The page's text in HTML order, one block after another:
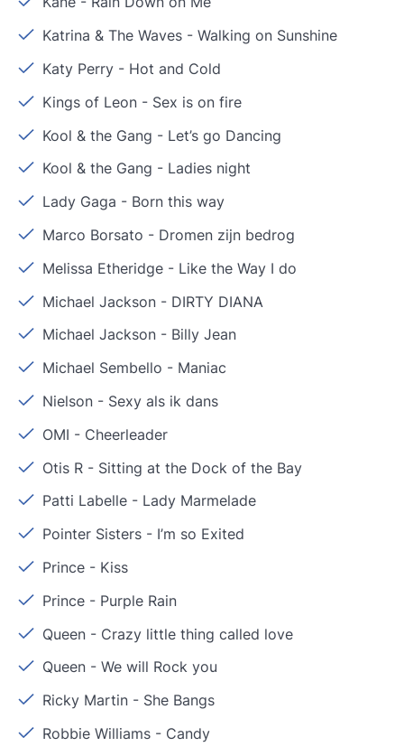
Katrina & The Waves -Walking on Sunshine
Katy Perry - Hot and Cold
Kings of Leon - Sex is on fire
Kool & the Gang - Let’s go Dancing
Kool & the Gang - Ladies night
Lady Gaga - Born this way
Marco Borsato - Dromen zijn bedrog
Melissa Etheridge - Like the Way I do
Michael Jackson - DIRTY DIANA
Michael Jackson - Billy Jean
Michael Sembello - Maniac
Nielson - Sexy als ik dans
OMI - Cheerleader
Otis R - Sitting at the Dock of the Bay
Patti Labelle - Lady Marmelade
Pointer Sisters - I’m so Exited
Prince - Kiss
Prince - Purple Rain
Queen - Crazy little thing called love
Queen -We will Rock you
Ricky Martin - She Bangs
Robbie Williams - Candy